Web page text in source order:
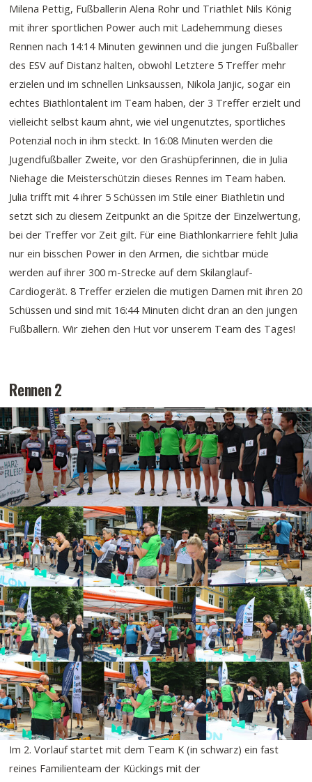
Milena Pettig, Fußballerin Alena Rohr und Triathlet Nils König
mit ihrer sportlichen Power auch mit Ladehemmung dieses
Rennen nach 14:14 Minuten gewinnen und die jungen Fußballer
des ESV auf Distanz halten, obwohl Letztere 5 Treffer mehr
erzielen und im schnellen Linksaussen, Nikola Janjic, sogar ein
echtes Biathlontalent im Team haben, der 3 Treffer erzielt und
vielleicht selbst kaum ahnt, wie viel ungenutztes, sportliches
Potenzial noch in ihm steckt. In 16:08 Minuten werden die
Jugendfußballer Zweite, vor den Grashüpferinnen, die in Julia
Niehage die Meisterschützin dieses Rennes im Team haben.
Julia trifft mit 4 ihrer 5 Schüssen im Stile einer Biathletin und
setzt sich zu diesem Zeitpunkt an die Spitze der Einzelwertung,
bei der Treffer vor Zeit gilt. Für eine Biathlonkarriere fehlt Julia
nur ein bisschen Power in den Armen, die sichtbar müde
werden auf ihrer 300 m-Strecke auf dem Skilanglauf-
Cardiogerät. 8 Treffer erzielen die mutigen Damen mit ihren 20
Schüssen und sind mit 16:44 Minuten dicht dran an den jungen
Fußballern. Wir ziehen den Hut vor unserem Team des Tages!
Rennen 2
Im 2. Vorlauf startet mit dem Team K (in schwarz) ein fast
reines Familienteam der Kückings mit der